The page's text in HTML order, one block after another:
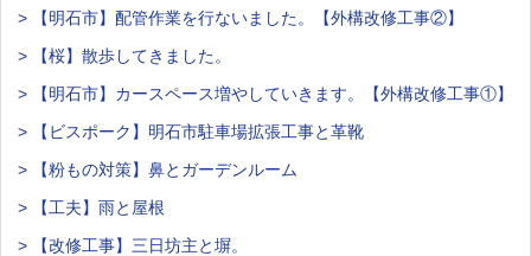
> 【明石市】配管作業を行ないました。【外構改修工事②】
> 【桜】散歩してきました。
> 【明石市】カースペース増やしていきます。【外構改修工事①】
> 【ビスポーク】明石市駐車場拡張工事と革靴
> 【粉もの対策】鼻とガーデンルーム
> 【工夫】雨と屋根
> 【改修工事】三日坊主と塀。